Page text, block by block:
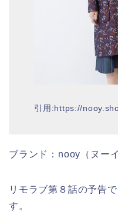
引用:https://
ブランド：nooy（ヌーイ
リモラブ第８話の予告
す。